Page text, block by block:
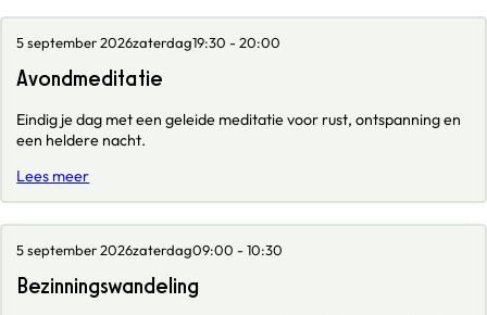
5 september 2026zaterdag19:30 - 20:00
Avondmeditatie
Eindig je dag met een geleide meditatie voor rust, ontspanning en
een heldere nacht.
Lees meer
5 september 2026zaterdag09:00 - 10:30
Bezinningswandeling